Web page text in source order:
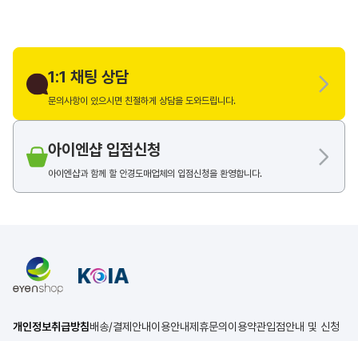
1:1 채팅 상담
문의사항이 있으시면 친절하게 상담을 도와드립니다.
아이엔샵 입점신청
아이엔샵과 함께 할 안경도매업체의 입점신청을 환영합니다.
개인정보취급방침배송/결제안내이용안내제휴문의 이용약관입점안내 및 신청